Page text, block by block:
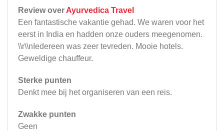
Review over Ayurvedica Travel
Een fantastische vakantie gehad. We waren voor het
eerst in India en hadden onze ouders meegenomen.
\\r\\nIedereen was zeer tevreden. Mooie hotels.
Geweldige chauffeur.
Sterke punten
Denkt mee bij het organiseren van een reis.
Zwakke punten
Geen